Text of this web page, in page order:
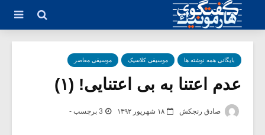
بایگانی همه نوشته ها موسیقی کلاسیک موسیقی معاصر
عدم اعتنا به بی اعتنایی! (۱)
صادق رنجکش ۱۸ شهریور ۱۳۹۲ 3 برچسب -